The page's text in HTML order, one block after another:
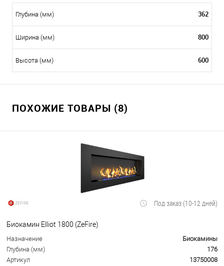
Глубина (мм) 362
Ширина (мм) 800
Высота (мм) 600
ПОХОЖИЕ ТОВАРЫ (8)
Под заказ (10-12 дней)
Биокамин Elliot 1800 (ZeFire)
Назначение
Биокамины
Глубина (мм)
176
Артикул
13750008